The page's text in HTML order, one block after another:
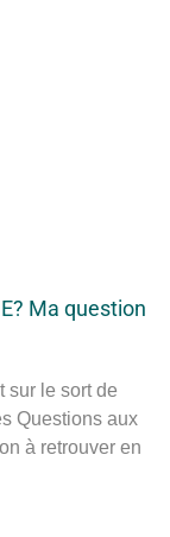
Ma question
sur le sort de
Questions aux
à retrouver en